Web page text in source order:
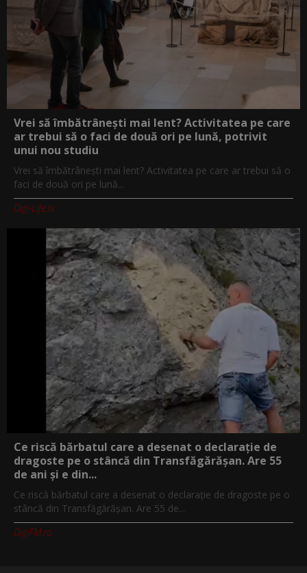
Vrei să îmbătrânești mai lent? Activitatea pe care
ar trebui să o faci de două ori pe lună, potrivit
unui nou studiu
Vrei să îmbătrânești mai lent? Activitatea pe care ar trebui să o
faci de două ori pe lună...
Digi-Life.tv
Ce riscă bărbatul care a desenat o declarație de
dragoste pe o stâncă din Transfăgărășan. Are 55
de ani și e din...
Ce riscă bărbatul care a desenat o declarație de dragoste pe o
stâncă din Transfăgărășan. Are 55 de...
DigiFM.ro